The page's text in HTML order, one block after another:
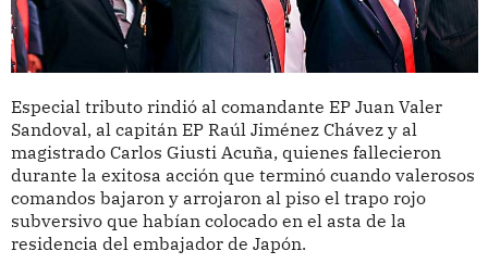
Especial tributo rindió al comandante EP Juan Valer
Sandoval, al capitán EP Raúl Jiménez Chávez y al
magistrado Carlos Giusti Acuña, quienes fallecieron
durante la exitosa acción que terminó cuando valerosos
comandos bajaron y arrojaron al piso el trapo rojo
subversivo que habían colocado en el asta de la
residencia del embajador de Japón.